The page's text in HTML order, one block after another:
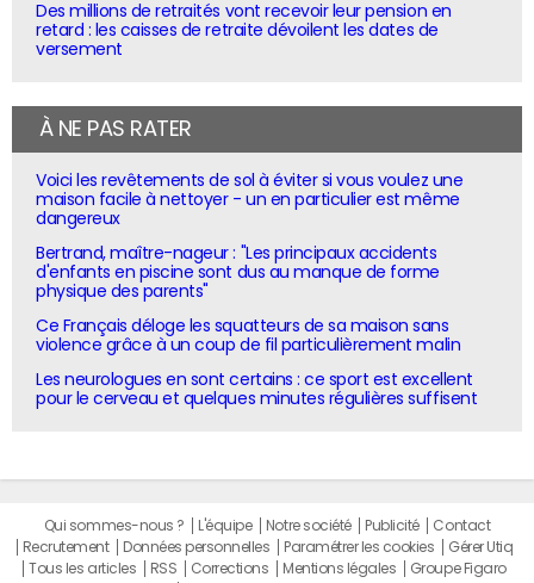
Des millions de retraités vont recevoir leur pension en
retard : les caisses de retraite dévoilent les dates de
versement
À NE PAS RATER
Voici les revêtements de sol à éviter si vous voulez une
maison facile à nettoyer - un en particulier est même
dangereux
Bertrand, maître-nageur : "Les principaux accidents
d'enfants en piscine sont dus au manque de forme
physique des parents"
Ce Français déloge les squatteurs de sa maison sans
violence grâce à un coup de fil particulièrement malin
Les neurologues en sont certains : ce sport est excellent
pour le cerveau et quelques minutes régulières suffisent
Qui sommes-nous ? L'équipe Notre société Publicité
Contact
Recrutement
Données personnelles Paramétrer les cookies
Gérer Utiq
Tous les articles
RSS Corrections Mentions légales Groupe Figaro